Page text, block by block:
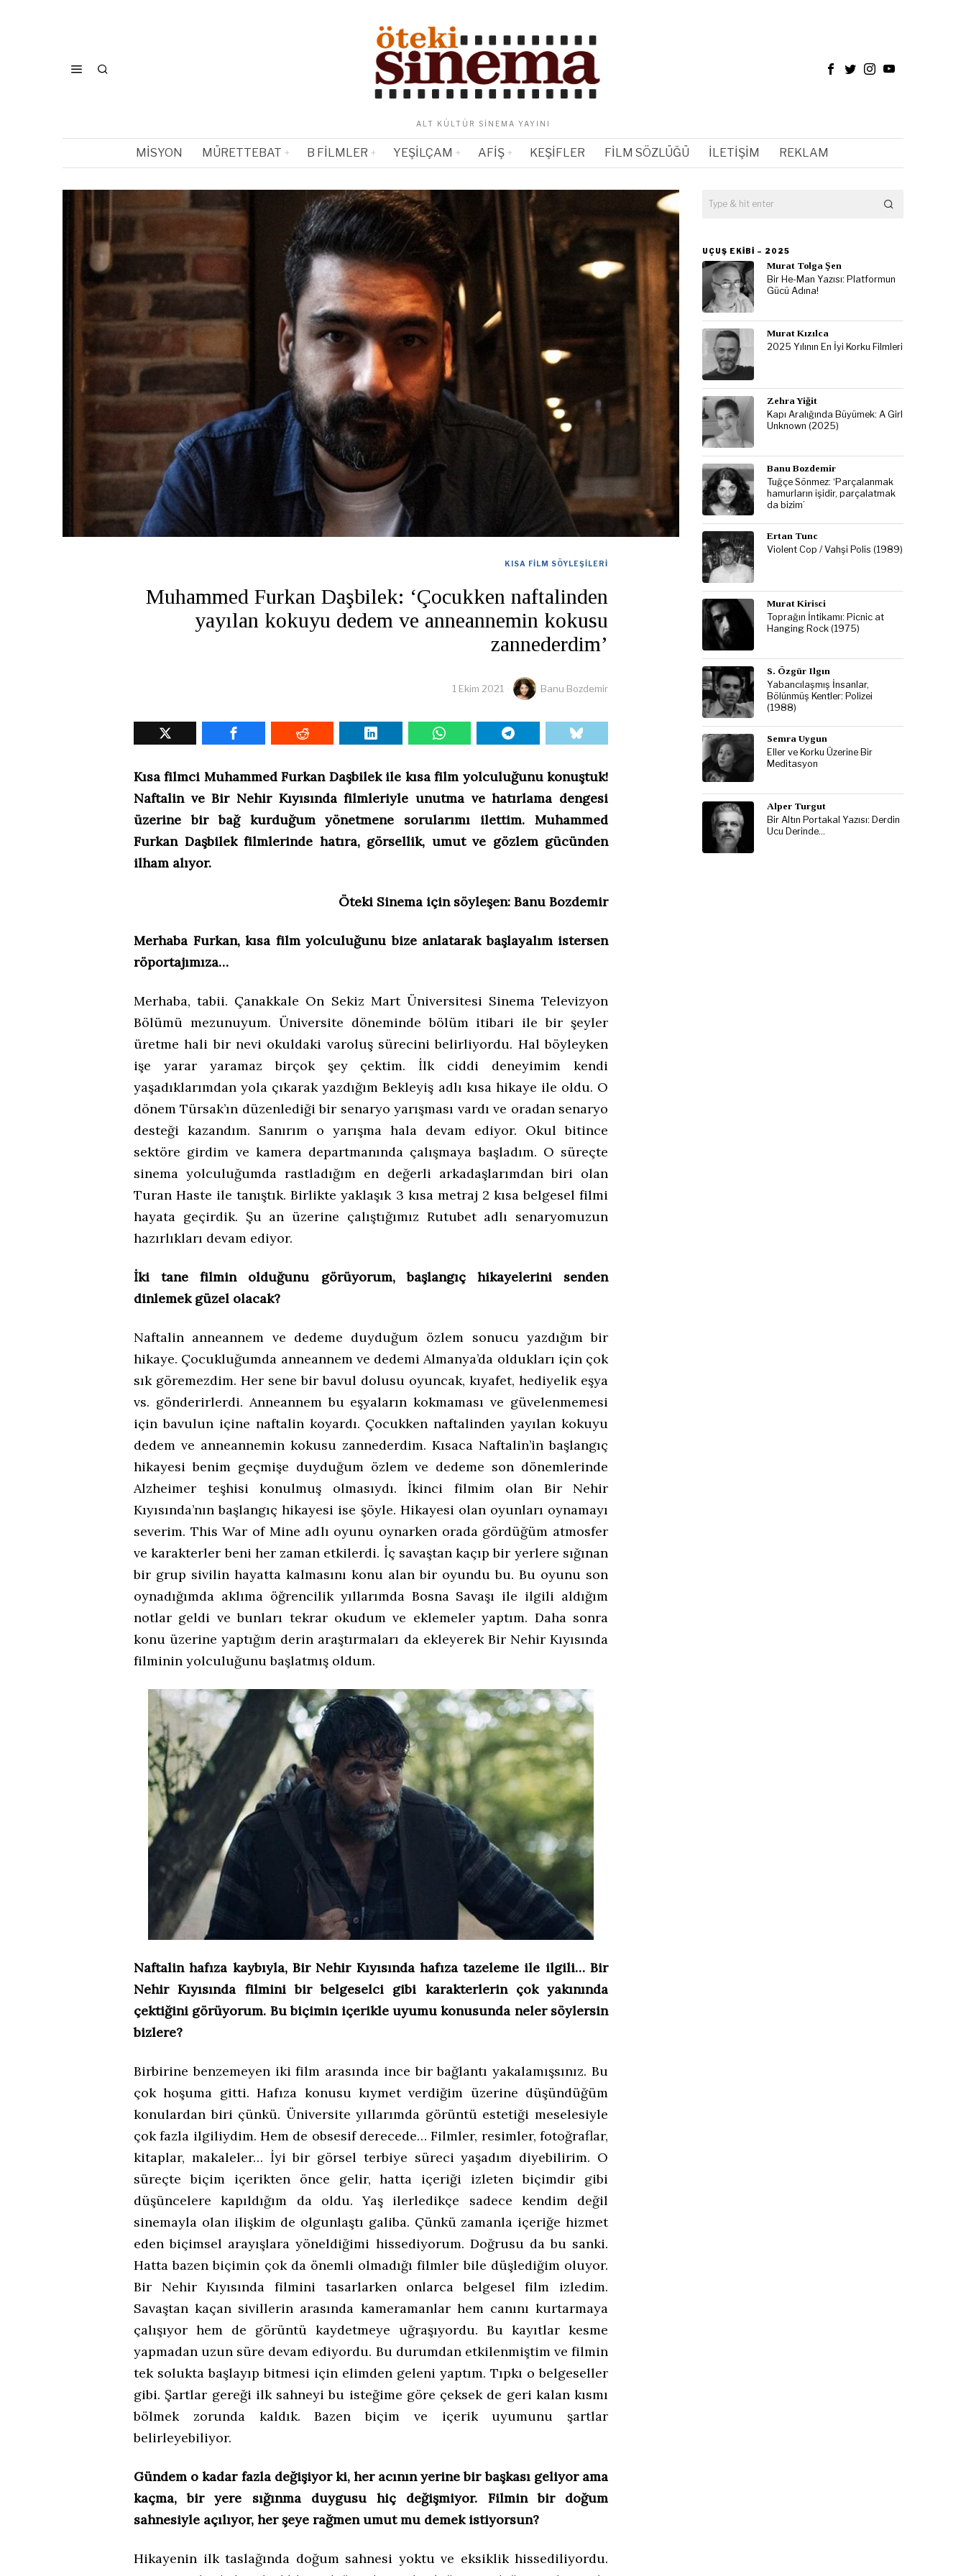
ALT KÜLTÜR SINEMA YAYINI
MISYON MÜRETTEBAT B FILMLER YEŞILÇAM AFIŞ KEŞIFLER FILM SÖZLÜĞÜ İLETIŞIM REKLAM
KISA FILM SÖYLEŞILERI
Muhammed Furkan Daşbilek: ‘Çocukken naftalinden
yayılan kokuyu dedem ve anneannemin kokusu
zannederdim’
1 Ekim 2021 Banu Bozdemir
Kısa filmci Muhammed Furkan Daşbilek ile kısa film yolculuğunu konuştuk!
Naftalin ve Bir Nehir Kıyısında filmleriyle unutma ve hatırlama dengesi
üzerine bir bağ kurduğum yönetmene sorularımı ilettim. Muhammed
Furkan Daşbilek filmlerinde hatıra, görsellik, umut ve gözlem gücünden
ilham alıyor.
Öteki Sinema için söyleşen: Banu Bozdemir
Merhaba Furkan, kısa film yolculuğunu bize anlatarak başlayalım istersen
röportajımıza…
Merhaba, tabii. Çanakkale On Sekiz Mart Üniversitesi Sinema Televizyon
Bölümü mezunuyum. Üniversite döneminde bölüm itibari ile bir şeyler
üretme hali bir nevi okuldaki varoluş sürecini belirliyordu. Hal böyleyken
işe yarar yaramaz birçok şey çektim. İlk ciddi deneyimim kendi
yaşadıklarımdan yola çıkarak yazdığım Bekleyiş adlı kısa hikaye ile oldu. O
dönem Türsak’ın düzenlediği bir senaryo yarışması vardı ve oradan senaryo
desteği kazandım. Sanırım o yarışma hala devam ediyor. Okul bitince
sektöre girdim ve kamera departmanında çalışmaya başladım. O süreçte
sinema yolculuğumda rastladığım en değerli arkadaşlarımdan biri olan
Turan Haste ile tanıştık. Birlikte yaklaşık 3 kısa metraj 2 kısa belgesel filmi
hayata geçirdik. Şu an üzerine çalıştığımız Rutubet adlı senaryomuzun
hazırlıkları devam ediyor.
İki tane filmin olduğunu görüyorum, başlangıç hikayelerini senden
dinlemek güzel olacak?
Naftalin anneannem ve dedeme duyduğum özlem sonucu yazdığım bir
hikaye. Çocukluğumda anneannem ve dedemi Almanya’da oldukları için çok
sık göremezdim. Her sene bir bavul dolusu oyuncak, kıyafet, hediyelik eşya
vs. gönderirlerdi. Anneannem bu eşyaların kokmaması ve güvelenmemesi
için bavulun içine naftalin koyardı. Çocukken naftalinden yayılan kokuyu
dedem ve anneannemin kokusu zannederdim. Kısaca Naftalin’in başlangıç
hikayesi benim geçmişe duyduğum özlem ve dedeme son dönemlerinde
Alzheimer teşhisi konulmuş olmasıydı. İkinci filmim olan Bir Nehir
Kıyısında’nın başlangıç hikayesi ise şöyle. Hikayesi olan oyunları oynamayı
severim. This War of Mine adlı oyunu oynarken orada gördüğüm atmosfer
ve karakterler beni her zaman etkilerdi. İç savaştan kaçıp bir yerlere sığınan
bir grup sivilin hayatta kalmasını konu alan bir oyundu bu. Bu oyunu son
oynadığımda aklıma öğrencilik yıllarımda Bosna Savaşı ile ilgili aldığım
notlar geldi ve bunları tekrar okudum ve eklemeler yaptım. Daha sonra
konu üzerine yaptığım derin araştırmaları da ekleyerek Bir Nehir Kıyısında
filminin yolculuğunu başlatmış oldum.
Naftalin hafıza kaybıyla, Bir Nehir Kıyısında hafıza tazeleme ile ilgili… Bir
Nehir Kıyısında filmini bir belgeselci gibi karakterlerin çok yakınında
çektiğini görüyorum. Bu biçimin içerikle uyumu konusunda neler söylersin
bizlere?
Birbirine benzemeyen iki film arasında ince bir bağlantı yakalamışsınız. Bu
çok hoşuma gitti. Hafıza konusu kıymet verdiğim üzerine düşündüğüm
konulardan biri çünkü. Üniversite yıllarımda görüntü estetiği meselesiyle
çok fazla ilgiliydim. Hem de obsesif derecede… Filmler, resimler, fotoğraflar,
kitaplar, makaleler… İyi bir görsel terbiye süreci yaşadım diyebilirim. O
süreçte biçim içerikten önce gelir, hatta içeriği izleten biçimdir gibi
düşüncelere kapıldığım da oldu. Yaş ilerledikçe sadece kendim değil
sinemayla olan ilişkim de olgunlaştı galiba. Çünkü zamanla içeriğe hizmet
eden biçimsel arayışlara yöneldiğimi hissediyorum. Doğrusu da bu sanki.
Hatta bazen biçimin çok da önemli olmadığı filmler bile düşlediğim oluyor.
Bir Nehir Kıyısında filmini tasarlarken onlarca belgesel film izledim.
Savaştan kaçan sivillerin arasında kameramanlar hem canını kurtarmaya
çalışıyor hem de görüntü kaydetmeye uğraşıyordu. Bu kayıtlar kesme
yapmadan uzun süre devam ediyordu. Bu durumdan etkilenmiştim ve filmin
tek solukta başlayıp bitmesi için elimden geleni yaptım. Tıpkı o belgeseller
gibi. Şartlar gereği ilk sahneyi bu isteğime göre çeksek de geri kalan kısmı
bölmek zorunda kaldık. Bazen biçim ve içerik uyumunu şartlar
belirleyebiliyor.
Gündem o kadar fazla değişiyor ki, her acının yerine bir başkası geliyor ama
kaçma, bir yere sığınma duygusu hiç değişmiyor. Filmin bir doğum
sahnesiyle açılıyor, her şeye rağmen umut mu demek istiyorsun?
Hikayenin ilk taslağında doğum sahnesi yoktu ve eksiklik hissediliyordu.
UÇUŞ EKIBI – 2025
Murat Tolga Şen
Bir He-Man Yazısı: Platformun
Gücü Adına!
Murat Kızılca
2025 Yılının En İyi Korku Filmleri
Zehra Yiğit
Kapı Aralığında Büyümek: A Girl
Unknown (2025)
Banu Bozdemir
Tuğçe Sönmez: ‘Parçalanmak
hamurların işidir, parçalatmak
da bizim’
Ertan Tunc
Violent Cop / Vahşi Polis (1989)
Murat Kirisci
Toprağın İntikamı: Picnic at
Hanging Rock (1975)
S. Özgür Ilgın
Yabancılaşmış İnsanlar,
Bölünmüş Kentler: Polizei
(1988)
Semra Uygun
Eller ve Korku Üzerine Bir
Meditasyon
Alper Turgut
Bir Altın Portakal Yazısı: Derdin
Ucu Derinde…